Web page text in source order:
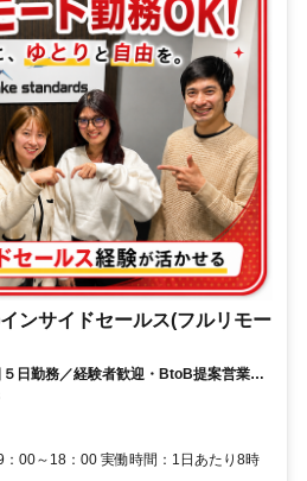
ンサイドセールス(フルリモー
５日勤務／経験者歓迎・BtoB提案営業で
00～18：00 実働時間：1日あたり8時